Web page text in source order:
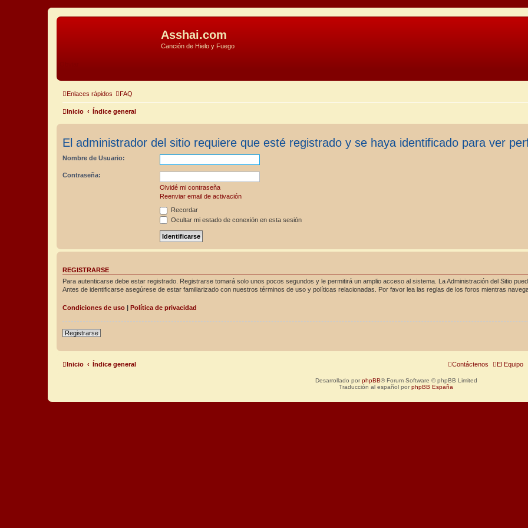
Asshai.com
Canción de Hielo y Fuego
Enlaces rápidos FAQ
Inicio Índice general
El administrador del sitio requiere que esté registrado y se haya identificado para ver
Nombre de Usuario:
Contraseña:
Olvidé mi contraseña
Reenviar email de activación
Recordar
Ocultar mi estado de conexión en esta sesión
REGISTRARSE
Para autenticarse debe estar registrado. Registrarse tomará solo unos pocos segundos y le permitirá un amplio acceso al sistema. La Administración del Sitio
Antes de identificarse asegúrese de estar familiarizado con nuestros términos de uso y políticas relacionadas. Por favor lea las reglas de los foros mientras
Condiciones de uso | Política de privacidad
Registrarse
Inicio Índice general El Equipo
Contáctenos
Desarrollado por phpBB® Forum Software © phpBB Limited
Traducción al español por phpBB España